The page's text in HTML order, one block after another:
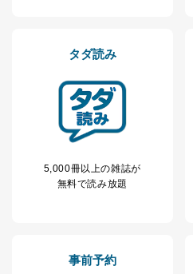
SNS公式アカウン
の個人情報
お問い
その他
ー等に
ータ（開示対象個人情報）の
開示等のご請求に対応させて
なお、6、7については、パー
３．個人情報の第三者提供につ
タダ読み
5,000冊以上の雑誌が
無料で読み放題
事前予約